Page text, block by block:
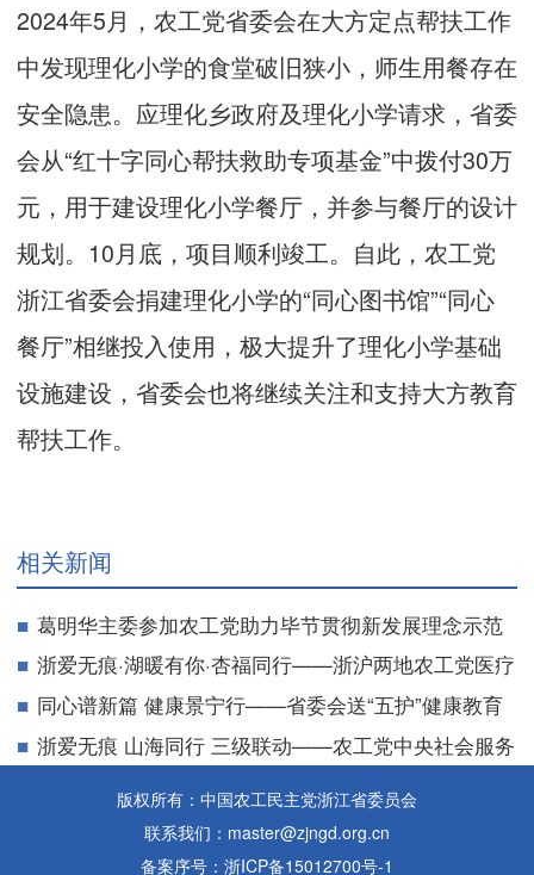
2024年5月，农工党省委会在大方定点帮扶工作
中发现理化小学的食堂破旧狭小，师生用餐存在
安全隐患。应理化乡政府及理化小学请求，省委
会从“红十字同心帮扶救助专项基金”中拨付30万
元，用于建设理化小学餐厅，并参与餐厅的设计
规划。10月底，项目顺利竣工。自此，农工党
浙江省委会捐建理化小学的“同心图书馆”“同心
餐厅”相继投入使用，极大提升了理化小学基础
设施建设，省委会也将继续关注和支持大方教育
帮扶工作。
相关新闻
葛明华主委参加农工党助力毕节贯彻新发展理念示范
区建设座谈会并作交流发言
浙爱无痕·湖暖有你·杏福同行——浙沪两地农工党医疗
专家在长兴开展联合社会服务
同心谱新篇 健康景宁行——省委会送“五护”健康教育
到景宁县民族小学
浙爱无痕 山海同行 三级联动——农工党中央社会服务
版权所有：中国农工民主党浙江省委员会
联系我们：master@zjngd.org.cn
备案序号：浙ICP备15012700号-1